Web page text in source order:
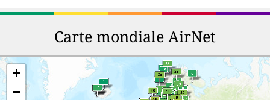
Carte mondiale AirNet
+
−